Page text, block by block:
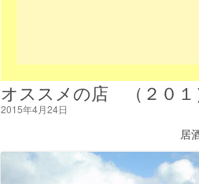
オススメの店 （２０１
2015年4月24日
居